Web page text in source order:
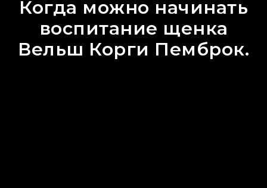
Когда можно начинать
воспитание щенка
Вельш Корги Пемброк.